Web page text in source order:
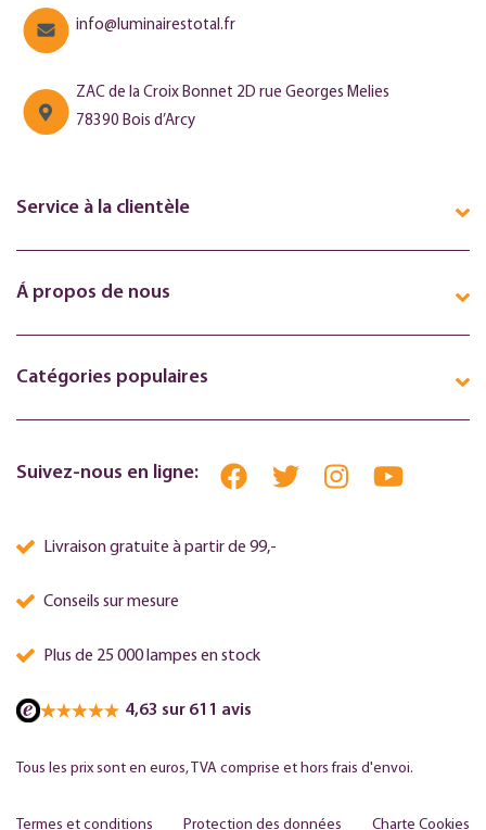
info@luminairestotal.fr
ZAC de la Croix Bonnet 2D rue Georges Melies
78390 Bois d’Arcy
Service à la clientèle
Á propos de nous
Catégories populaires
Suivez-nous en ligne:
Livraison gratuite à partir de 99,-
Conseils sur mesure
Plus de 25 000 lampes en stock
4,63 sur 611 avis
Tous les prix sont en euros, TVA comprise et hors frais d'envoi.
Termes et conditions Protection des données Charte Cookies